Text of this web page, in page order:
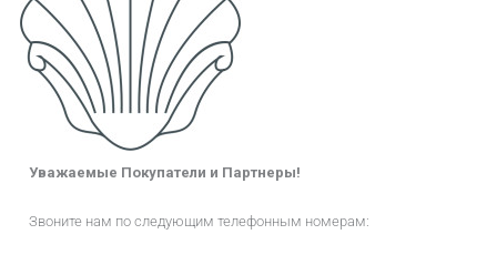
Уважаемые Покупатели и Партнеры!
Звоните нам по следующим телефонным номерам: